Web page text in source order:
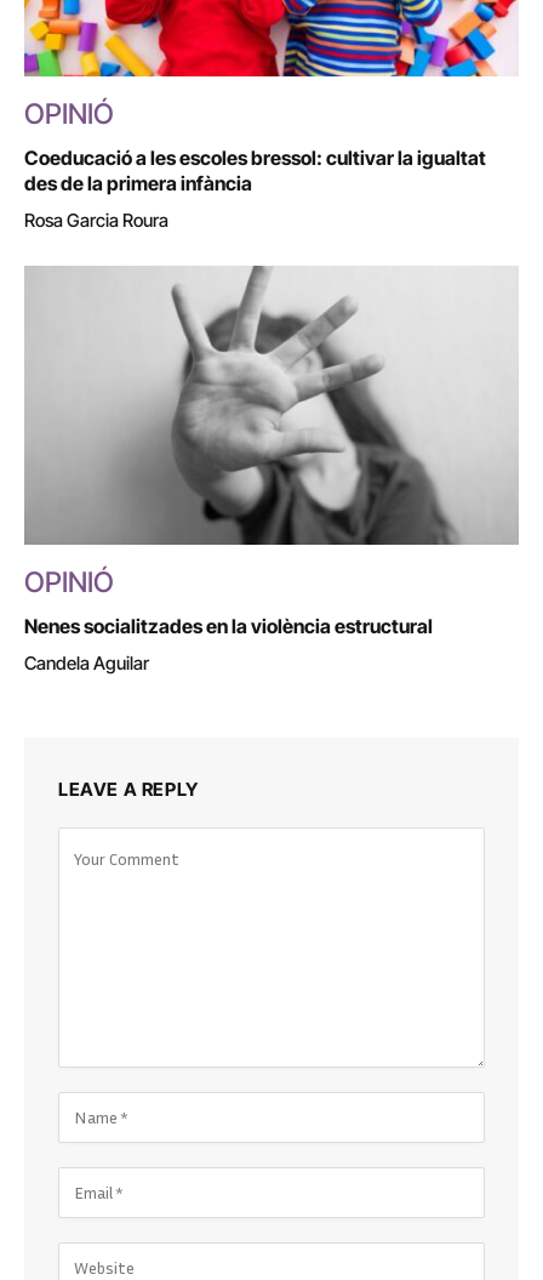
OPINIÓ
Coeducació a les escoles bressol: cultivar la igualtat
des de la primera infància
Rosa Garcia Roura
OPINIÓ
Nenes socialitzades en la violència estructural
Candela Aguilar
LEAVE A REPLY